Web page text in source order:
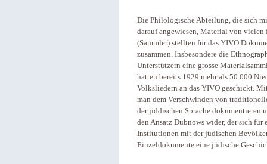
Die Philologische Abteilung, die sich
darauf angewiesen, Material von
(Sammler) stellten für das YIVO
zusammen. Insbesondere die
Unterstützern eine grosse
hatten bereits 1929 mehr als 50.000
Volksliedern an das YIVO geschickt.
man dem Verschwinden von
der jiddischen Sprache dokumentieren
den Ansatz Dubnows wider, der sich
Institutionen mit der jüdischen
Einzeldokumente eine jüdische